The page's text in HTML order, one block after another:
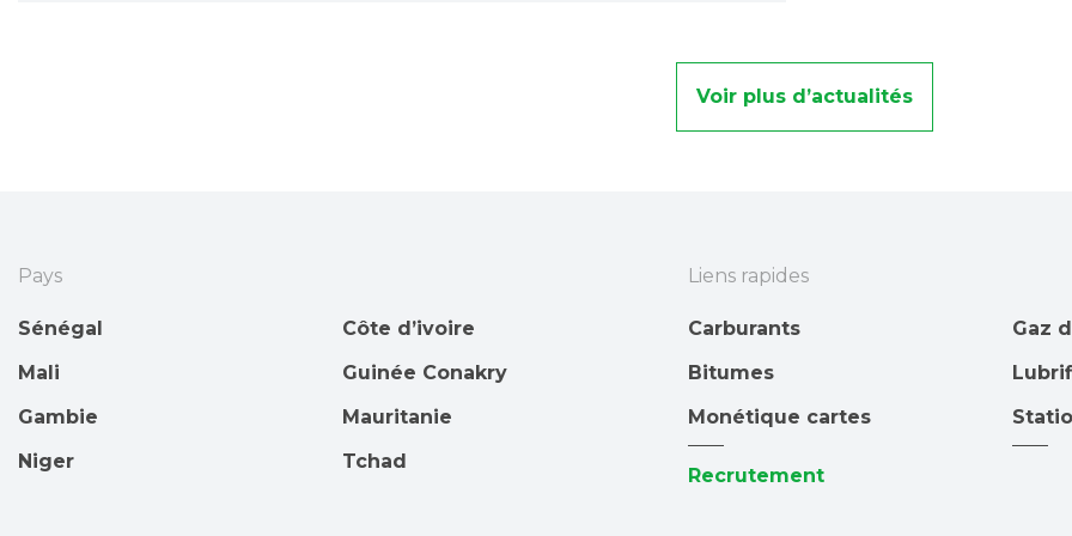
Voir plus d’actualités
Pays
Sénégal
Côte d’ivoire
Mali
Guinée Conakry
Gambie
Mauritanie
Niger
Tchad
Liens rapides
Carburants
Gaz
Bitumes
Monétique cartes
Recrutement